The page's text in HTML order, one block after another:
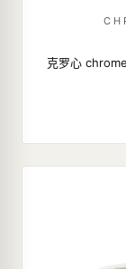
克罗心